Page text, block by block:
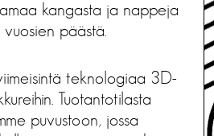
kangasta ja nappeja
päästä.
teknologiaa 3D-
Tuotantotilasta
puvustoon, jossa